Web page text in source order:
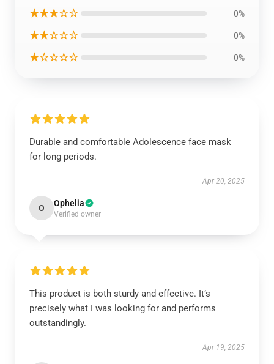
★★★☆☆ 0%
★★☆☆☆ 0%
★☆☆☆☆ 0%
Durable and comfortable Adolescence face mask
for long periods.
Apr 20, 2025
O Ophelia
Verified owner
This product is both sturdy and effective. It’s
precisely what I was looking for and performs
outstandingly.
Apr 19, 2025